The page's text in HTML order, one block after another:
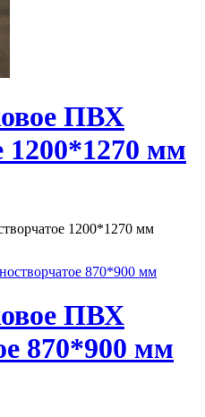
ПВХ
1200*1270 мм
1200*1270 мм
ПВХ
870*900 мм